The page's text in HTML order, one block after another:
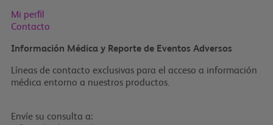
Mi perﬁl
Contacto
Información Médica y Reporte de Eventos Adversos
Líneas de contacto exclusivas para el acceso a información
médica entorno a nuestros productos.
Envíe su consulta a: